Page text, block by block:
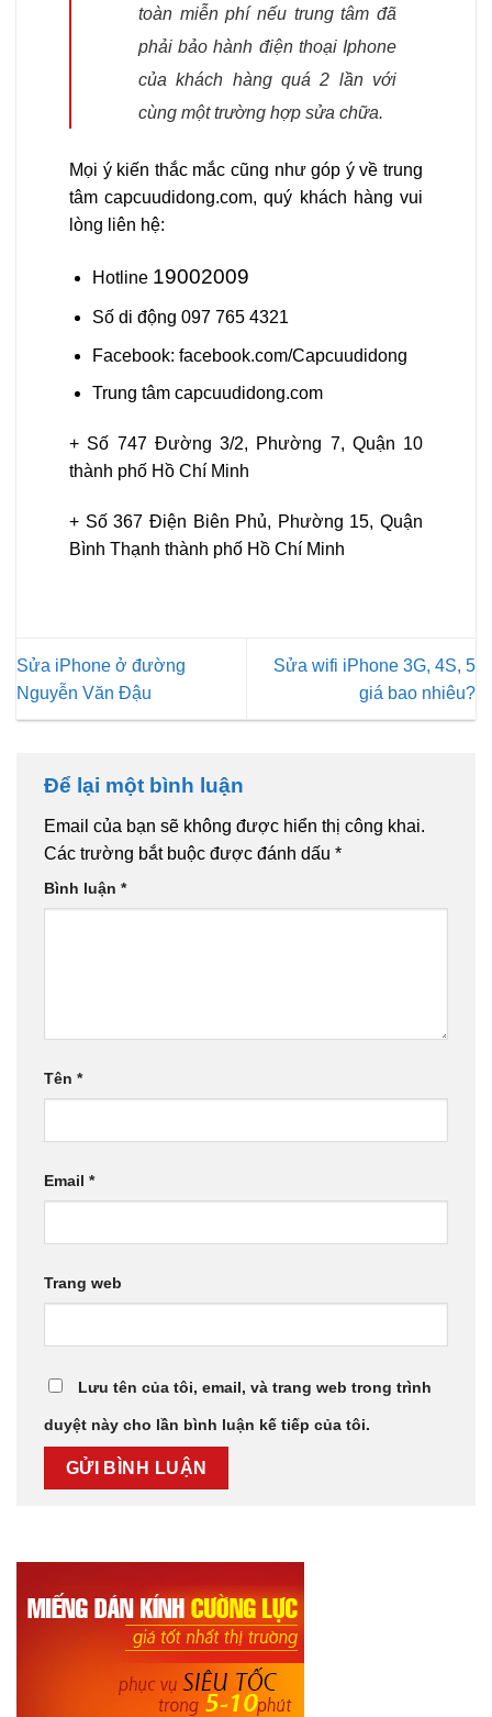
toàn miễn phí nếu trung tâm đã
phải bảo hành điện thoại Iphone
của khách hàng quá 2 lần với
cùng một trường hợp sửa chữa.
Mọi ý kiến thắc mắc cũng như góp ý về trung
tâm capcuudidong.com, quý khách hàng vui
lòng liên hệ:
Hotline 19002009
Số di động 097 765 4321
Facebook: facebook.com/Capcuudidong
Trung tâm capcuudidong.com
+ Số 747 Đường 3/2, Phường 7, Quận 10
thành phố Hồ Chí Minh
+ Số 367 Điện Biên Phủ, Phường 15, Quận
Bình Thạnh thành phố Hồ Chí Minh
Sửa iPhone ở đường
Nguyễn Văn Đậu
Sửa wifi iPhone 3G, 4S, 5
giá bao nhiêu?
Để lại một bình luận
Email của bạn sẽ không được hiển thị công khai.
Các trường bắt buộc được đánh dấu *
Bình luận *
Tên *
Email *
Trang web
Lưu tên của tôi, email, và trang web trong trình
duyệt này cho lần bình luận kế tiếp của tôi.